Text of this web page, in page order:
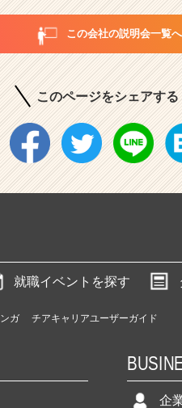
この会社の説明会一覧へ
このページをシェアする
就職イベントを探す
ガ チアキャリアユーザーガイド
企